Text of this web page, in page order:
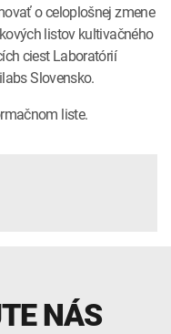
o celoplošnej zmene
listov kultivačného
ciest Laboratórií
Slovensko.
liste.
NÁS